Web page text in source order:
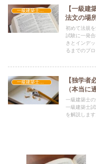
【一級建
法文の場
初めて法規
試験に一発
きとインデ
るまでのプ
【独学者
（本当に
一級建築士
一級建築士
を解説します